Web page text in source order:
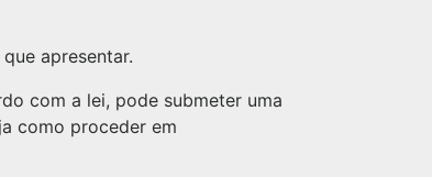
apresentar.
com a lei, pode submeter uma
como proceder em